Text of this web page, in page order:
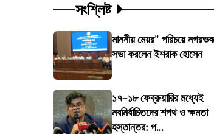
সংশ্লিষ্ট
মাননীয় মেয়র" পরিচয়ে
সভা করলেন ইশরাক হোসেন
১৭–১৮ ফেব্রুয়ারির মধ্যেই
নবনির্বাচিতদের শপথ ও ক্ষমতা
হস্তান্তর: প...